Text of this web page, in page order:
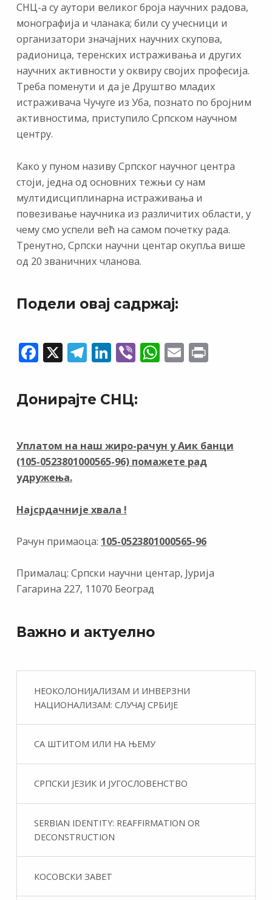
СНЦ-а су аутори великог броја научних радова,
монографија и чланака; били су учесници и
организатори значајних научних скупова,
радионица, теренских истраживања и других
научних активности у оквиру својих професија.
Треба поменути и да је Друштво младих
истраживача Чучуге из Уба, познато по бројним
активностима, приступило Српском научном
центру.
Како у пуном називу Српског научног центра
стоји, једна од основних тежњи су нам
мултидисциплинарна истраживања и
повезивање научника из различитих области, у
чему смо успели већ на самом почетку рада.
Тренутно, Српски научни центар окупља више
од 20 званичних чланова.
Подели овај садржај:
F
ac
e
b
o
k
X T
el
e
gr
m
Li
n
k
e
n
Vi
b
er
W
h
p
p
E
m
Pr
Донирајте СНЦ:
Уплатом на наш жиро-рачун у Аик банци
(105-0523801000565-96) помажете рад
удружења.
Најсрдачније хвала !
Рачун примаоца: 105-0523801000565-96
Прималац: Српски научни центар, Јурија
Гагарина 227, 11070 Београд
Важно и актуелно
НЕОКОЛОНИЈАЛИЗАМ И ИНВЕРЗНИ
НАЦИОНАЛИЗАМ: СЛУЧАЈ СРБИЈЕ
СА ШТИТОМ ИЛИ НА ЊЕМУ
СРПСКИ ЈЕЗИК И ЈУГОСЛОВЕНСТВО
SERBIAN IDENTITY: REAFFIRMATION OR
DECONSTRUCTION
КОСОВСКИ ЗАВЕТ